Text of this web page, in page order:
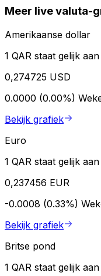
Meer live valuta-
Amerikaanse dollar
1 QAR staat gelijk aan
0,274725 USD
0.0000 (0.00%)
Bekijk grafiek
Euro
1 QAR staat gelijk aan
0,237456 EUR
-0.0008 (0.33%)
Bekijk grafiek
Britse pond
1 QAR staat gelijk aan